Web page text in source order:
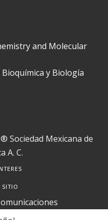
and Molecular
y Biología
Sociedad Mexicana de
A. C.